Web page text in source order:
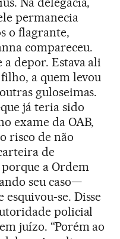
permanecia
o flagrante,
compareceu.
a depor. Estava ali
a quem levou
guloseimas.
já teria sido
exame da OAB,
risco de não
de
a Ordem
seu caso—
se. Disse
policial
juízo. “Porém ao